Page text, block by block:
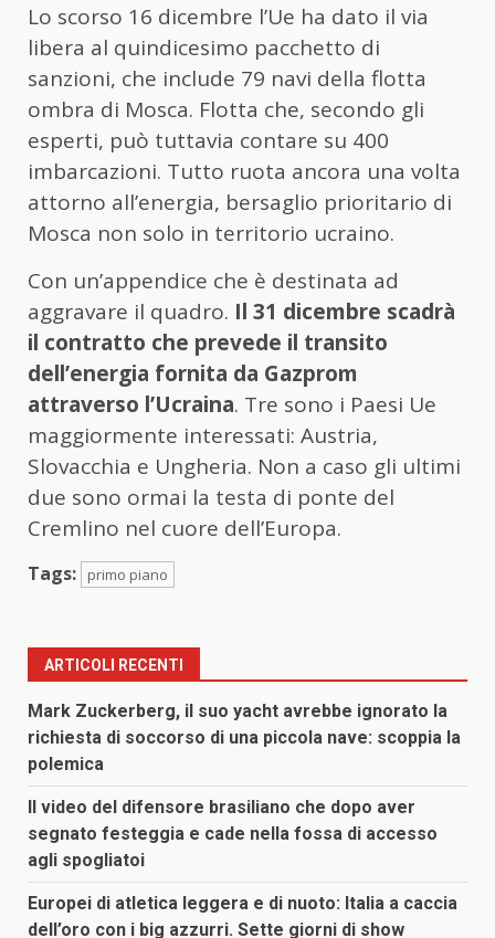
Lo scorso 16 dicembre l’Ue ha dato il via
libera al quindicesimo pacchetto di
sanzioni, che include 79 navi della flotta
ombra di Mosca. Flotta che, secondo gli
esperti, può tuttavia contare su 400
imbarcazioni. Tutto ruota ancora una volta
attorno all’energia, bersaglio prioritario di
Mosca non solo in territorio ucraino.
Con un’appendice che è destinata ad
aggravare il quadro. Il 31 dicembre scadrà
il contratto che prevede il transito
dell’energia fornita da Gazprom
attraverso l’Ucraina. Tre sono i Paesi Ue
maggiormente interessati: Austria,
Slovacchia e Ungheria. Non a caso gli ultimi
due sono ormai la testa di ponte del
Cremlino nel cuore dell’Europa.
Tags: primo piano
ARTICOLI RECENTI
Mark Zuckerberg, il suo yacht avrebbe ignorato la
richiesta di soccorso di una piccola nave: scoppia la
polemica
Il video del difensore brasiliano che dopo aver
segnato festeggia e cade nella fossa di accesso
agli spogliatoi
Europei di atletica leggera e di nuoto: Italia a caccia
dell’oro con i big azzurri. Sette giorni di show